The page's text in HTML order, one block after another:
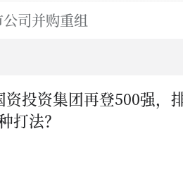
公司并购重组
资投资集团再登500强，
打法？